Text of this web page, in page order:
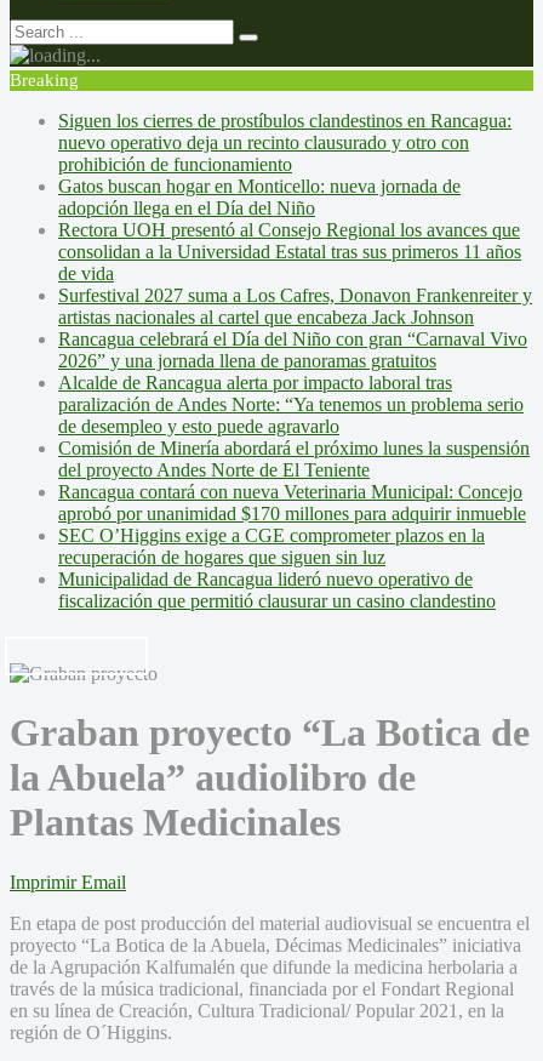
Breaking
Siguen los cierres de prostíbulos clandestinos en Rancagua:
nuevo operativo deja un recinto clausurado y otro con
prohibición de funcionamiento
Gatos buscan hogar en Monticello: nueva jornada de
adopción llega en el Día del Niño
Rectora UOH presentó al Consejo Regional los avances que
consolidan a la Universidad Estatal tras sus primeros 11 años
de vida
Surfestival 2027 suma a Los Cafres, Donavon Frankenreiter y
artistas nacionales al cartel que encabeza Jack Johnson
Rancagua celebrará el Día del Niño con gran “Carnaval Vivo
2026” y una jornada llena de panoramas gratuitos
Alcalde de Rancagua alerta por impacto laboral tras
paralización de Andes Norte: “Ya tenemos un problema serio
de desempleo y esto puede agravarlo
Comisión de Minería abordará el próximo lunes la suspensión
del proyecto Andes Norte de El Teniente
Rancagua contará con nueva Veterinaria Municipal: Concejo
aprobó por unanimidad $170 millones para adquirir inmueble
SEC O’Higgins exige a CGE comprometer plazos en la
recuperación de hogares que siguen sin luz
Municipalidad de Rancagua lideró nuevo operativo de
fiscalización que permitió clausurar un casino clandestino
Graban proyecto “La Botica de
la Abuela” audiolibro de
Plantas Medicinales
Imprimir Email
En etapa de post producción del material audiovisual se encuentra el
proyecto “La Botica de la Abuela, Décimas Medicinales” iniciativa
de la Agrupación Kalfumalén que difunde la medicina herbolaria a
través de la música tradicional, financiada por el Fondart Regional
en su línea de Creación, Cultura Tradicional/ Popular 2021, en la
región de O´Higgins.